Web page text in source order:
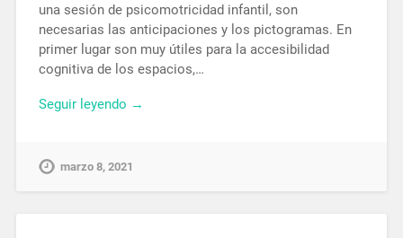
una sesión de psicomotricidad infantil, son
necesarias las anticipaciones y los pictogramas. En
primer lugar son muy útiles para la accesibilidad
cognitiva de los espacios,…
Seguir leyendo →
marzo 8, 2021